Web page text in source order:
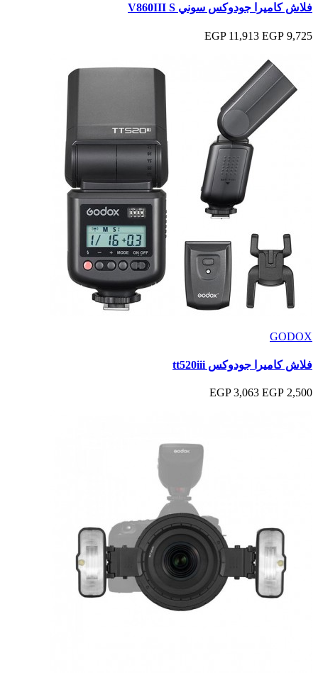
فلاش كاميرا جودوكس سوني V860III S
9,725 EGP
11,913 EGP
GODOX
فلاش كاميرا جودوكس tt520iii
2,500 EGP
3,063 EGP